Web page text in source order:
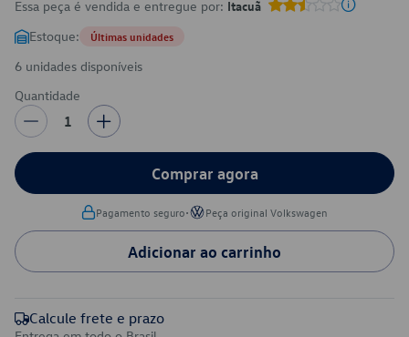
Essa peça é vendida e entregue por: Itacuã
Estoque: Últimas unidades
6 unidades disponíveis
Quantidade
1
Comprar agora
Pagamento seguro• Peça original Volkswagen
Adicionar ao carrinho
Calcule frete e prazo